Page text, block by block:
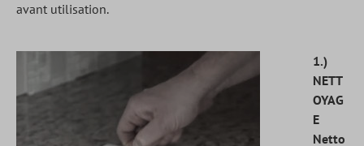
avant utilisation.
1.)
NETT
OYAG
E
Netto